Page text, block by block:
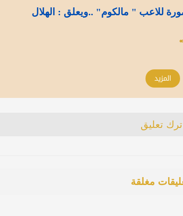
للاعب " مالكوم" ..ويعلق : الهلال
المزيد
اترك تعليق
مغلقة